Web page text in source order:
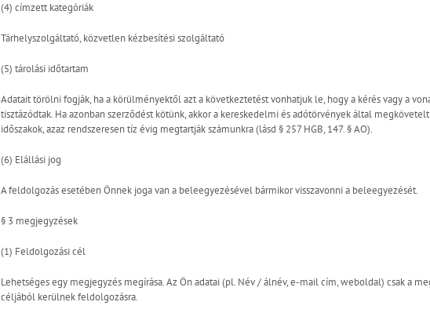
(4) címzett kategóriák
Tárhelyszolgáltató, közvetlen kézbesítési szolgáltató
(5) tárolási időtartam
Adatait törölni fogják, ha a körülményektől azt a következtetést vonhatjuk le, hogy a kérés vagy a
tisztázódtak. Ha azonban szerződést kötünk, akkor a kereskedelmi és adótörvények által
időszakok, azaz rendszeresen tíz évig megtartják számunkra (lásd § 257 HGB, 147. § AO).
(6) Elállási jog
A feldolgozás esetében Önnek joga van a beleegyezésével bármikor visszavonni a beleegyezését.
§ 3 megjegyzések
(1) Feldolgozási cél
Lehetséges egy megjegyzés megírása. Az Ön adatai (pl. Név / álnév, e-mail cím, weboldal) csak a
céljából kerülnek feldolgozásra.